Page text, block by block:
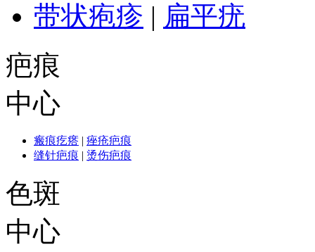
带状疱疹 | 扁平疣
疤痕
中心
瘢痕疙瘩 | 痤疮疤痕
缝针疤痕 | 烫伤疤痕
色斑
中心